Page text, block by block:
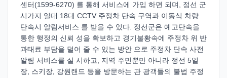
센터(1599-6270) 를 통해 서비스에 가입 하면 되며, 정선 군
시가지 일대 18대 CCTV 주정차 단속 구역과 이동식 차량
단속시 알림서비스 를 받을 수 있다. 정선군은 예고단속을
통한 행정의 신뢰 성을 확보하고 경기불황속에 주정차 위 반
과태료 부담을 덜어 줄 수 있는 방안 으로 주정차 단속 사전
알림 서비스를 실 시하고, 지역 주민뿐만 아니라 정선 5일
장, 스키장, 강원랜드 등을 방문하는 관 광객들의 불법 주정